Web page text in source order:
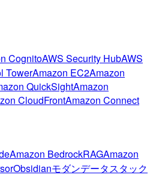
CognitoAWS Security HubAWS
TowerAmazon EC2Amazon
QuickSightAmazon
CloudFrontAmazon Connect
Amazon BedrockRAGAmazon
Obsidianモダンデータスタック